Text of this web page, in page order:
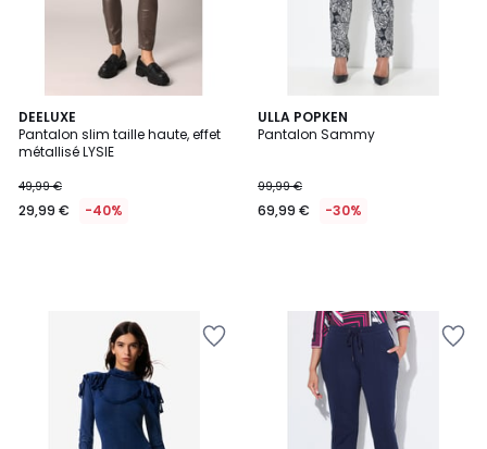
DEELUXE
Pantalon slim taille haute, effet
métallisé LYSIE
49,99 €
29,99 € -40%
ULLA POPKEN
Pantalon Sammy
99,99 €
69,99 € -30%